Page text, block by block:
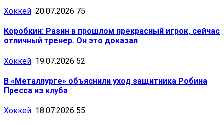
Хоккей 20.07.2026 75
Коробкин: Разин в прошлом прекрасный игрок, сейчас
отличный тренер. Он это доказал
Хоккей 19.07.2026 52
В «Металлурге» объяснили уход защитника Робина
Пресса из клуба
Хоккей 18.07.2026 55